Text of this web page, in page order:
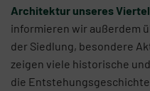
Architektur unseres
informieren wir außerdem
der Siedlung, besondere
zeigen viele historische
die